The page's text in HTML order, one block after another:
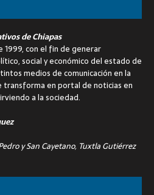
de Chiapas
con el fin de generar
social y económico del estado de
medios de comunicación en la
transforma en portal de noticias en
a la sociedad.
y San Cayetano, Tuxtla Gutiérrez